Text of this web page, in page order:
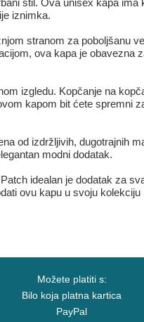
stil. Ova unisex kapa ima
iznimka.
stranom za poboljšanu
ova kapa je obavezna
izgledu. Kopčanje na
kapom bit ćete spremni
od izdržljivih, dugotrajnih
modni dodatak.
idealan je dodatak za
ovu kapu u svoju kolekciju
Možete platiti s:
Bilo koja platna kartica
PayPal